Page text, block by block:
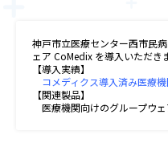
神戸市立医療センター西市民
ェア CoMedix を導入いただき
【導入実績】
コメディクス導入済み医療
【関連製品】
医療機関向けのグループウェ